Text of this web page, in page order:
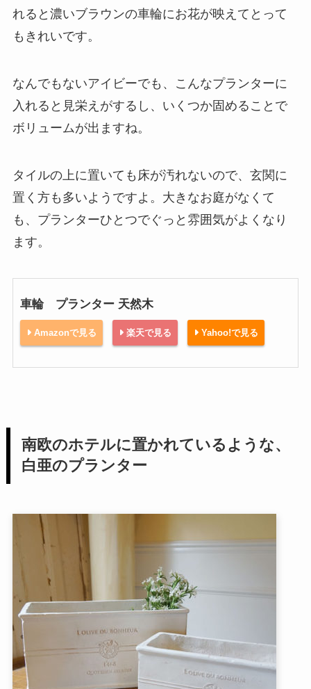
れると濃いブラウンの車輪にお花が映えてとって
もきれいです。
なんでもないアイビーでも、こんなプランターに
入れると見栄えがするし、いくつか固めることで
ボリュームが出ますね。
タイルの上に置いても床が汚れないので、玄関に
置く方も多いようですよ。大きなお庭がなくて
も、プランターひとつでぐっと雰囲気がよくなり
ます。
車輪 プランター 天然木
Amazonで見る 楽天で見る Yahoo!で見る
南欧のホテルに置かれているような、
白亜のプランター